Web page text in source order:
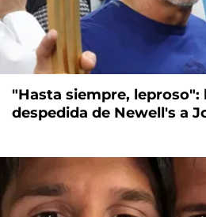
"Hasta siempre, leproso":
despedida de Newell's a